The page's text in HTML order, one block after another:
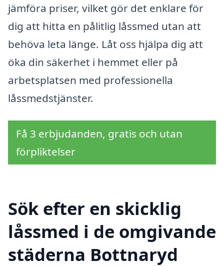
jämföra priser, vilket gör det enklare för
dig att hitta en pålitlig låssmed utan att
behöva leta länge. Låt oss hjälpa dig att
öka din säkerhet i hemmet eller på
arbetsplatsen med professionella
låssmedstjänster.
Få 3 erbjudanden, gratis och utan
förpliktelser
Sök efter en skicklig
låssmed i de omgivande
städerna Bottnaryd